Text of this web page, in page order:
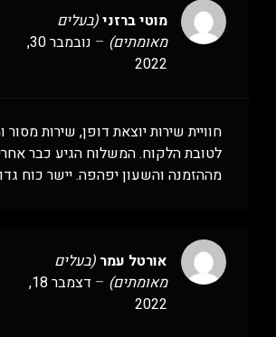
מוטי ברזני(בעלים
מאומתים) –
נובמבר 30,
2022
חוויית שירות יוצאת דופן, שירות מסור
מההזמנה והשעון יפהפה. יישר כוח
אורטל עמר (בעלים
מאומתים) –
דצמבר 18,
2022